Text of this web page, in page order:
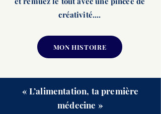
créativité....
MON HISTOIRE
« L’alimentation, ta première
médecine »